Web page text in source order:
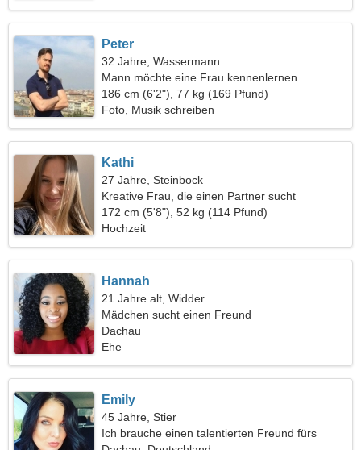
Peter
32 Jahre, Wassermann
Mann möchte eine Frau kennenlernen
186 cm (6'2"), 77 kg (169 Pfund)
Foto, Musik schreiben
Kathi
27 Jahre, Steinbock
Kreative Frau, die einen Partner sucht
172 cm (5'8"), 52 kg (114 Pfund)
Hochzeit
Hannah
21 Jahre alt, Widder
Mädchen sucht einen Freund
Dachau
Ehe
Emily
45 Jahre, Stier
Ich brauche einen talentierten Freund fürs